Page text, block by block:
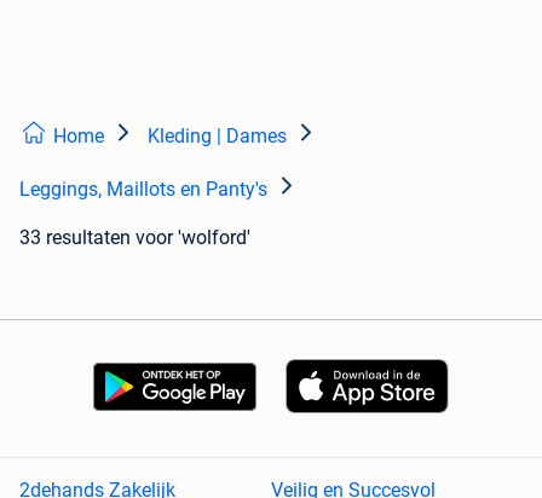
Home Kleding | Dames
Leggings, Maillots en Panty's
33 resultaten voor 'wolford'
2dehands Zakelijk Veilig en Succesvol